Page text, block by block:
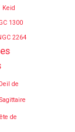
Keid
1300
2264
de
Sagittaire
de